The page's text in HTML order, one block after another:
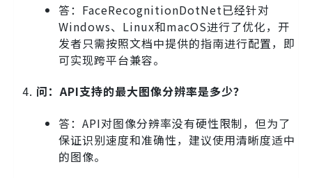
答：FaceRecognitionDotNet已经针对
Windows、Linux和macOS进行了优化，开
发者只需按照文档中提供的指南进行配置，即
可实现跨平台兼容。
问：API支持的最大图像分辨率是多少？
答：API对图像分辨率没有硬性限制，但为了
保证识别速度和准确性，建议使用清晰度适中
的图像。